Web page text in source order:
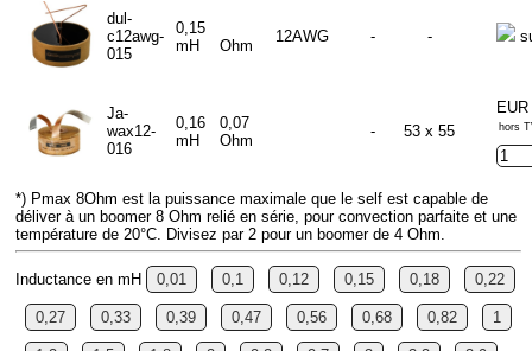
dul-
c12awg-
015
0,15
mH
Ohm
12AWG - -
Ja-
wax12-
016
0,16
mH
0,07
Ohm
- 53 x 55 hors
*) Pmax 8Ohm est la puissance maximale que le self est capable de
déliver à un boomer 8 Ohm relié en série, pour convection parfaite et une
température de 20°C. Divisez par 2 pour un boomer de 4 Ohm.
Inductance en mH 0,01 0,1 0,12 0,15 0,18 0,22
0,27 0,33 0,39 0,47 0,56 0,68 0,82 1